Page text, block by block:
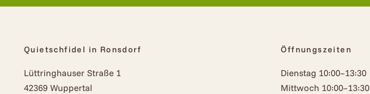
Quietschfidel in Ronsdorf
Lüttringhauser Straße 1
42369 Wuppertal
Öffnungszeiten
Dienstag 10:00–13:30
Mittwoch 10:00–13:30